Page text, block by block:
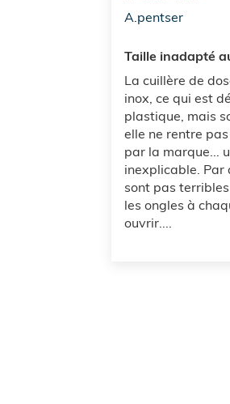
A.pentser
Taille inadapté
La cuillère de
inox, ce qui est
plastique, mais
elle ne rentre
par la marque...
inexplicable. Par
sont pas
les ongles à
ouvrir....